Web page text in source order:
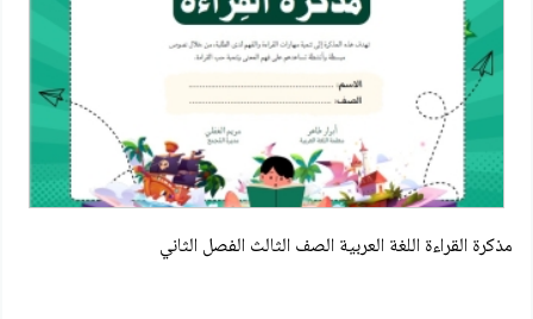
مذكرة القراءة اللغة العربية الصف الثالث الفصل الثاني